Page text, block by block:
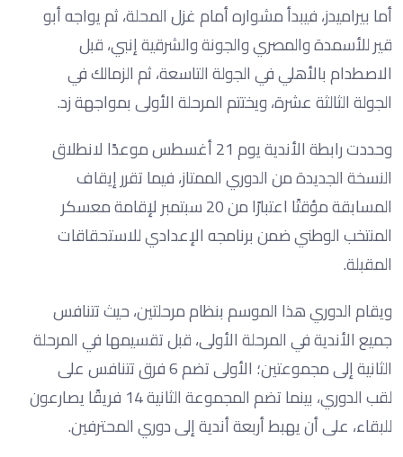
أما بيراميدز، فيبدأ مشواره أمام غزل المحلة، ثم يواجه أبو
قير للأسمدة والمصري والجونة والشرقية إنبي، قبل
الاصطدام بالأهلي في الجولة التاسعة، ثم الزمالك في
الجولة الثالثة عشرة، ويختتم المرحلة الأولى بمواجهة زد.
وحددت رابطة الأندية يوم 21 أغسطس موعدًا لانطلاق
النسخة الجديدة من الدوري الممتاز، فيما تقرر إيقاف
المسابقة مؤقتًا اعتبارًا من 20 سبتمبر لإقامة معسكر
المنتخب الوطني ضمن برنامجه الإعدادي للاستحقاقات
المقبلة.
ويقام الدوري هذا الموسم بنظام مرحلتين، حيث تتنافس
جميع الأندية في المرحلة الأولى، قبل تقسيمها في المرحلة
الثانية إلى مجموعتين؛ الأولى تضم 6 فرق تتنافس على
لقب الدوري، بينما تضم المجموعة الثانية 14 فريقًا يصارعون
للبقاء، على أن يهبط أربعة أندية إلى دوري المحترفين.